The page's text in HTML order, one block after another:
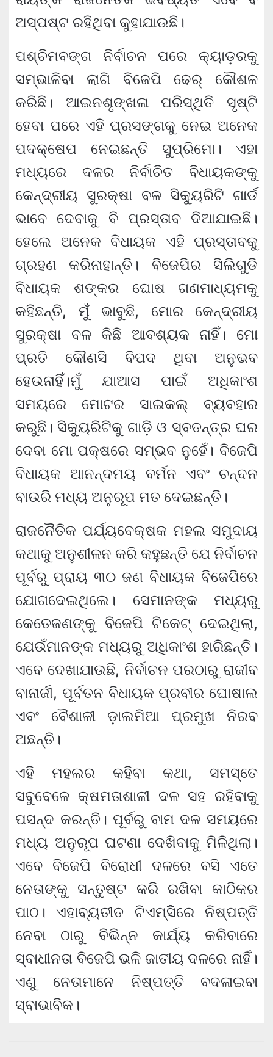
ଅସ୍ପଷ୍ଟ ରହିଥିବା କୁହାଯାଉଛି।
ପଶ୍ଚିମବଙ୍ଗ ନିର୍ବାଚନ ପରେ କ୍ୟାଡ଼ରକୁ
ସମ୍ଭାଳିବା ଲାଗି ବିଜେପି ଢେର୍ କୌଶଳ
କରିଛି। ଆଇନଶୃଙ୍ଖଳା ପରିସ୍ଥିତି ସୃଷ୍ଟି
ହେବା ପରେ ଏହି ପ୍ରସଙ୍ଗକୁ ନେଇ ଅନେକ
ପଦକ୍ଷେପ ନେଇଛନ୍ତି ସୁପ୍ରିମୋ। ଏହା
ମଧ୍ୟରେ ଦଳର ନିର୍ବାଚିତ ବିଧାୟକଙ୍କୁ
କେନ୍ଦ୍ରୀୟ ସୁରକ୍ଷା ବଳ ସିକ୍ୟୁରିଟି ଗାର୍ଡ
ଭାବେ ଦେବାକୁ ବି ପ୍ରସ୍ତାବ ଦିଆଯାଇଛି।
ହେଲେ ଅନେକ ବିଧାୟକ ଏହି ପ୍ରସ୍ତାବକୁ
ଗ୍ରହଣ କରିନାହାନ୍ତି। ବିଜେପିର ସିଲିଗୁଡି
ବିଧାୟକ ଶଙ୍କର ଘୋଷ ଗଣମାଧ୍ୟମକୁ
କହିଛନ୍ତି, ମୁଁ ଭାବୁଛି, ମୋର କେନ୍ଦ୍ରୀୟ
ସୁରକ୍ଷା ବଳ କିଛି ଆବଶ୍ୟକ ନାହିଁ। ମୋ
ପ୍ରତି କୌଣସି ବିପଦ ଥିବା ଅନୁଭବ
ହେଉନାହିଁ।ମୁଁ ଯାଆସ ପାଇଁ ଅଧିକାଂଶ
ସମୟରେ ମୋଟର ସାଇକଲ୍ ବ୍ୟବହାର
କରୁଛି। ସିକ୍ୟୁରିଟିକୁ ଗାଡ଼ି ଓ ସ୍ବତନ୍ତ୍ର ଘର
ଦେବା ମୋ ପକ୍ଷରେ ସମ୍ଭବ ନୁହେଁ। ବିଜେପି
ବିଧାୟକ ଆନନ୍ଦମୟ ବର୍ମନ ଏବଂ ଚନ୍ଦନ
ବାଉରି ମଧ୍ୟ ଅନୁରୂପ ମତ ଦେଇଛନ୍ତି।
ରାଜନୈତିକ ପର୍ଯ୍ୟବେକ୍ଷକ ମହଲ ସମୁଦାୟ
କଥାକୁ ଅନୁଶୀଳନ କରି କହୁଛନ୍ତି ଯେ ନିର୍ବାଚନ
ପୂର୍ବରୁ ପ୍ରାୟ ୩୦ ଜଣ ବିଧାୟକ ବିଜେପିରେ
ଯୋଗଦେଇଥିଲେ। ସେମାନଙ୍କ ମଧ୍ୟରୁ
କେତେଜଣଙ୍କୁ ବିଜେପି ଟିକେଟ୍ ଦେଇଥିଲା,
ଯେଉଁମାନଙ୍କ ମଧ୍ୟରୁ ଅଧିକାଂଶ ହାରିଛନ୍ତି।
ଏବେ ଦେଖାଯାଉଛି, ନିର୍ବାଚନ ପରଠାରୁ ରାଜୀବ
ବାନାର୍ଜୀ, ପୂର୍ବତନ ବିଧାୟକ ପ୍ରବୀର ଘୋଷାଲ
ଏବଂ ବୈଶାଳୀ ଡ଼ାଲମିଆ ପ୍ରମୁଖ ନିରବ
ଅଛନ୍ତି।
ଏହି ମହଲର କହିବା କଥା, ସମସ୍ତେ
ସବୁବେଳେ କ୍ଷମତାଶାଳୀ ଦଳ ସହ ରହିବାକୁ
ପସନ୍ଦ କରନ୍ତି। ପୂର୍ବରୁ ବାମ ଦଳ ସମୟରେ
ମଧ୍ୟ ଅନୁରୂପ ଘଟଣା ଦେଖିବାକୁ ମିଳିଥିଲା।
ଏବେ ବିଜେପି ବିରୋଧୀ ଦଳରେ ବସି ଏତେ
ନେତାଙ୍କୁ ସନ୍ତୁଷ୍ଟ କରି ରଖିବା କାଠିକର
ପାଠ। ଏହାବ୍ୟତୀତ ଟିଏମ୍‌ସିିିିିରେ ନିଷ୍ପତ୍ତି
ନେବା ଠାରୁ ବିଭିନ୍ନ କାର୍ଯ୍ୟ କରିବାରେ
ସ୍ବାଧୀନତା ବିଜେପି ଭଳି ଜାତୀୟ ଦଳରେ ନାହିଁ।
ଏଣୁ ନେତାମାନେ ନିଷ୍ପତ୍ତି ବଦଳାଇବା
ସ୍ବାଭାବିକ।